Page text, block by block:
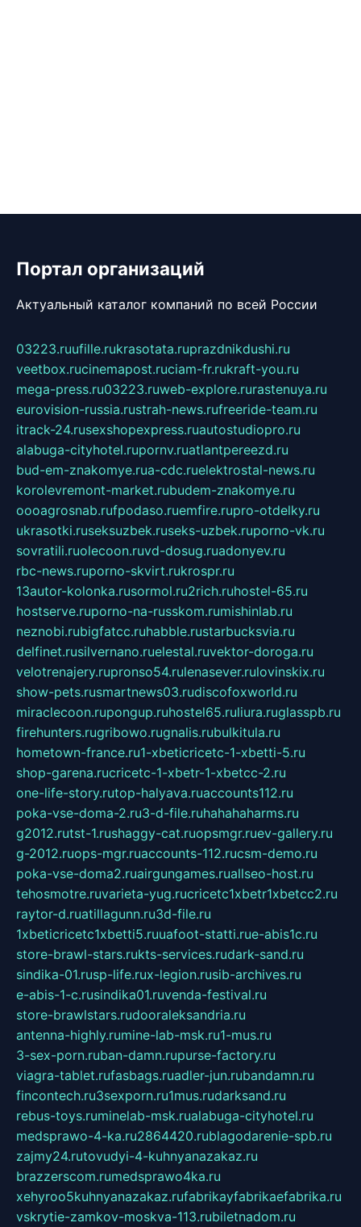
Портал организаций
Актуальный каталог компаний по всей России
03223.ruufille.rukrasotata.ruprazdnikdushi.ru
veetbox.rucinemapost.ruciam-fr.rukraft-you.ru
mega-press.ru03223.ruweb-explore.rurastenuya.ru
eurovision-russia.rustrah-news.rufreeride-team.ru
itrack-24.rusexshopexpress.ruautostudiopro.ru
alabuga-cityhotel.rupornv.ruatlantpereezd.ru
bud-em-znakomye.rua-cdc.ruelektrostal-news.ru
korolevremont-market.rubudem-znakomye.ru
oooagrosnab.rufpodaso.ruemfire.rupro-otdelky.ru
ukrasotki.ruseksuzbek.ruseks-uzbek.ruporno-vk.ru
sovratili.ruolecoon.ruvd-dosug.ruadonyev.ru
rbc-news.ruporno-skvirt.rukrospr.ru
13autor-kolonka.rusormol.ru2rich.ruhostel-65.ru
hostserve.ruporno-na-russkom.rumishinlab.ru
neznobi.rubigfatcc.ruhabble.rustarbucksvia.ru
delfinet.rusilvernano.ruelestal.ruvektor-doroga.ru
velotrenajery.rupronso54.rulenasever.rulovinskix.ru
show-pets.rusmartnews03.rudiscofoxworld.ru
miraclecoon.rupongup.ruhostel65.ruliura.ruglasspb.ru
firehunters.rugribowo.rugnalis.rubulkitula.ru
hometown-france.ru1-xbeticricetc-1-xbetti-5.ru
shop-garena.rucricetc-1-xbetr-1-xbetcc-2.ru
one-life-story.rutop-halyava.ruaccounts112.ru
poka-vse-doma-2.ru3-d-file.ruhahahaharms.ru
g2012.rutst-1.rushaggy-cat.ruopsmgr.ruev-gallery.ru
g-2012.ruops-mgr.ruaccounts-112.rucsm-demo.ru
poka-vse-doma2.ruairgungames.ruallseo-host.ru
tehosmotre.ruvarieta-yug.rucricetc1xbetr1xbetcc2.ru
raytor-d.ruatillagunn.ru3d-file.ru
1xbeticricetc1xbetti5.ruuafoot-statti.rue-abis1c.ru
store-brawl-stars.rukts-services.rudark-sand.ru
sindika-01.rusp-life.rux-legion.rusib-archives.ru
e-abis-1-c.rusindika01.ruvenda-festival.ru
store-brawlstars.rudooraleksandria.ru
antenna-highly.rumine-lab-msk.ru1-mus.ru
3-sex-porn.ruban-damn.rupurse-factory.ru
viagra-tablet.rufasbags.ruadler-jun.rubandamn.ru
fincontech.ru3sexporn.ru1mus.rudarksand.ru
rebus-toys.ruminelab-msk.rualabuga-cityhotel.ru
medsprawo-4-ka.ru2864420.rublagodarenie-spb.ru
zajmy24.rutovudyi-4-kuhnyanazakaz.ru
brazzerscom.rumedsprawo4ka.ru
xehyroo5kuhnyanazakaz.rufabrikayfabrikaefabrika.ru
vskrytie-zamkov-moskva-113.rubiletnadom.ru